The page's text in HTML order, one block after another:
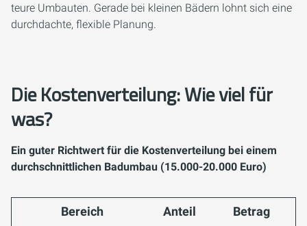
teure Umbauten. Gerade bei kleinen Bädern lohnt sich eine
durchdachte, flexible Planung.
Die Kostenverteilung: Wie viel für
was?
Ein guter Richtwert für die Kostenverteilung bei einem
durchschnittlichen Badumbau (15.000-20.000 Euro)
Bereich Anteil
Betrag